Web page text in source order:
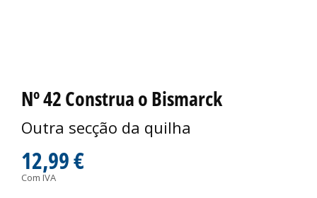
Nº 42 Construa o Bismarck
Outra secção da quilha
12,99 €
Com IVA